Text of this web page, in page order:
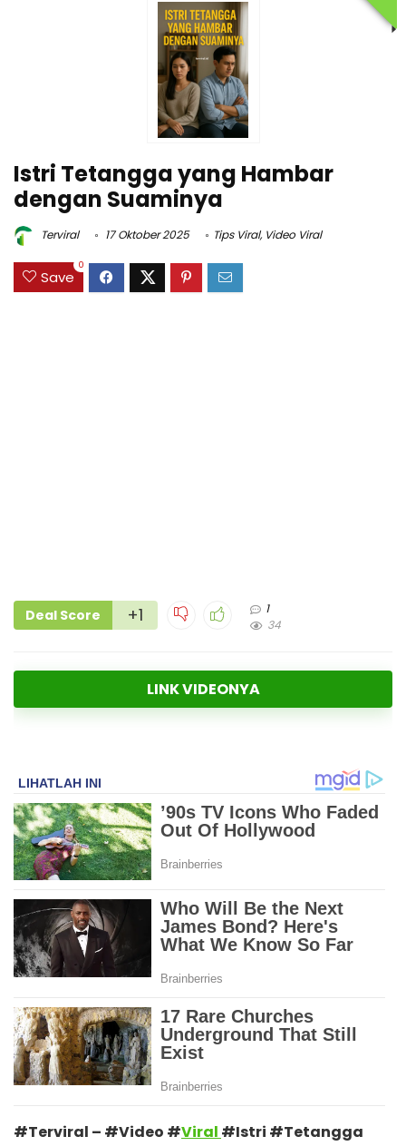
Istri Tetangga yang Hambar
dengan Suaminya
Terviral 17 Oktober 2025 Tips Viral, Video Viral
Save
0
Deal Score +1
1
34
LINK VIDEONYA
#Terviral – #Video #Viral #Istri #Tetangga